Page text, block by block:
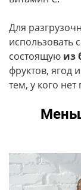
Для
использовать
состоящую из
фруктов, ягод
тем, у кого